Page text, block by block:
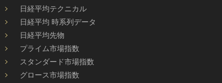
日経平均テクニカル
日経平均 時系列データ
日経平均先物
プライム市場指数
スタンダード市場指数
グロース市場指数